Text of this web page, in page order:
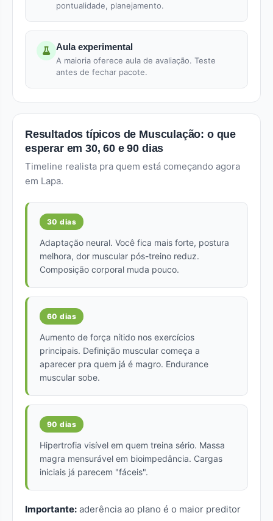
pontualidade, planejamento.
Aula experimental
A maioria oferece aula de avaliação. Teste
antes de fechar pacote.
Resultados típicos de Musculação: o que
esperar em 30, 60 e 90 dias
Timeline realista pra quem está começando agora
em Lapa.
30 dias
Adaptação neural. Você fica mais forte, postura
melhora, dor muscular pós-treino reduz.
Composição corporal muda pouco.
60 dias
Aumento de força nítido nos exercícios
principais. Definição muscular começa a
aparecer pra quem já é magro. Endurance
muscular sobe.
90 dias
Hipertrofia visível em quem treina sério. Massa
magra mensurável em bioimpedância. Cargas
iniciais já parecem "fáceis".
Importante: aderência ao plano é o maior preditor